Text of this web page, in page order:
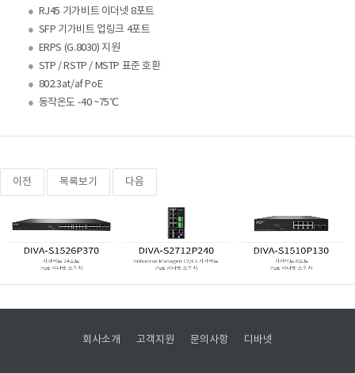
● RJ45 기가비트 이더넷 8포트
● SFP 기가비트 업링크 4포트
● ERPS (G.8030) 지원
● STP / RSTP / MSTP 표준 호환
● 802.3at/af PoE
● 동작온도 -40 ~75℃
이전 목록보기 다음
회사소개 고객지원 문의사항 디바넷